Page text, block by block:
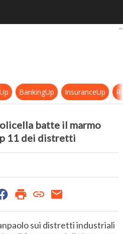
della Valpolicella
BankingUp InsuranceUp
batte il marmo
11 dei distretti
sui distretti industriali